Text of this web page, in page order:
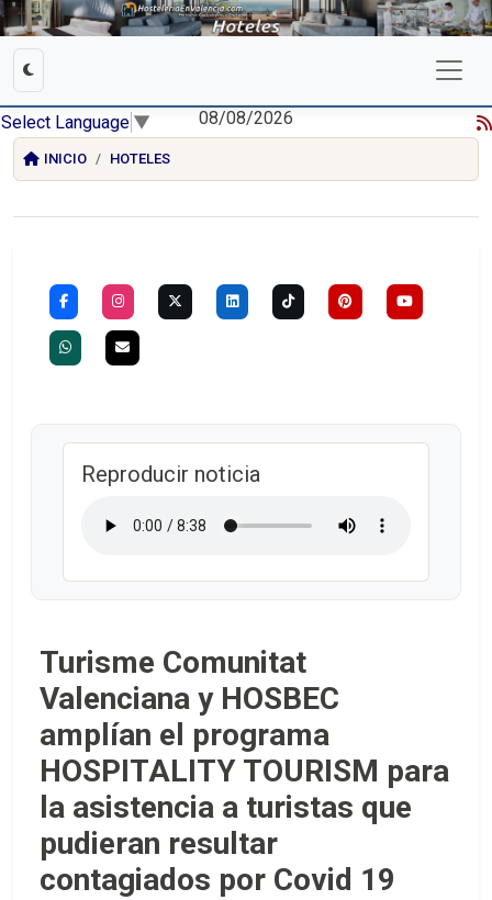
Select Language ▼ 08/08/2026
INICIO HOTELES
Reproducir noticia
Turisme Comunitat
Valenciana y HOSBEC
amplían el programa
HOSPITALITY TOURISM para
la asistencia a turistas que
pudieran resultar
contagiados por Covid 19